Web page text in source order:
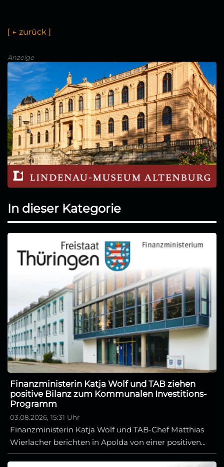
[ ← z u ück ]
Anzeige
In dieser Kategorie
Finanzministerin Katja Wolf und TAB ziehen
positive Bilanz zum Kommunalen Investitions-
Programm
03.08.2026, 15:31 Uhr
Finanzministerin Katja Wolf und TAB-Chef Matthias
Wierlacher berichten in Apolda von einer positiven...